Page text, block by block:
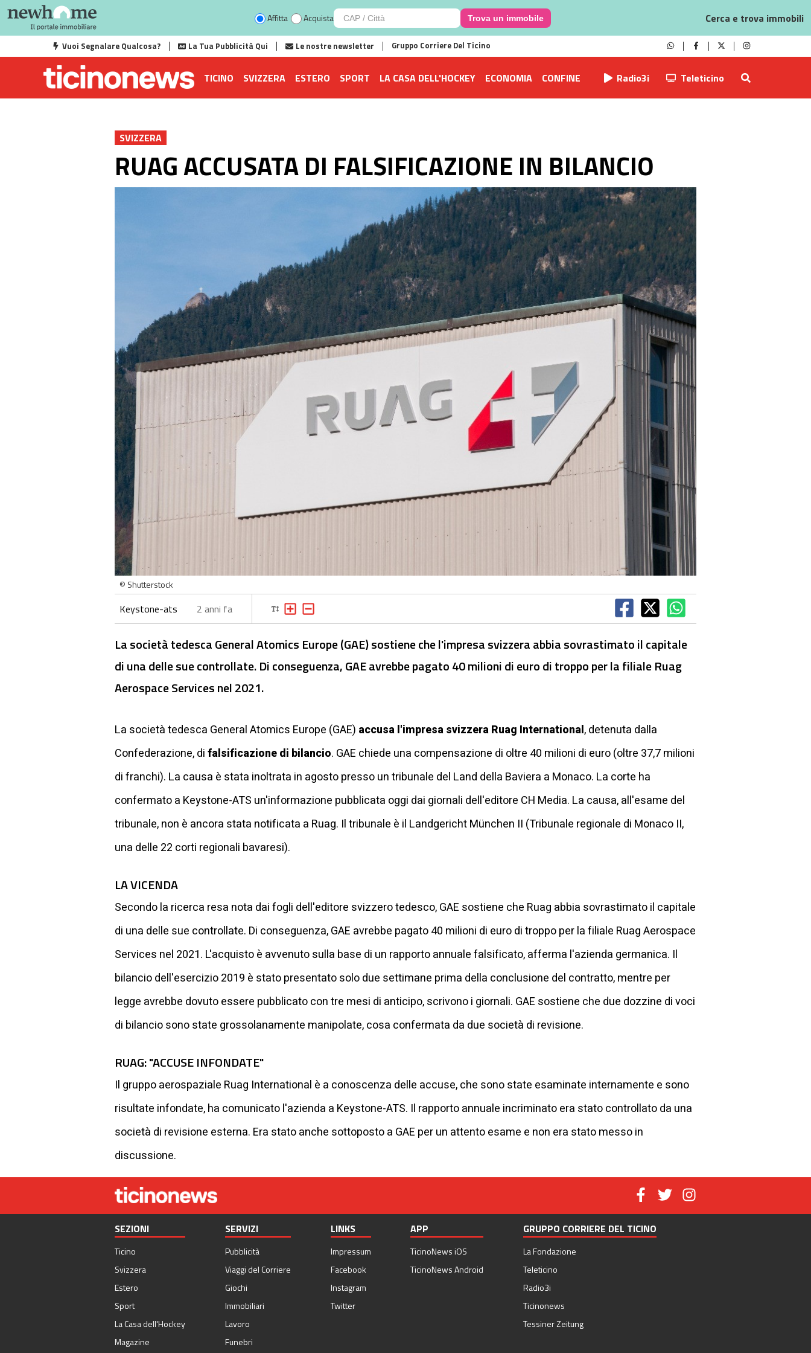
Affitta Acquista Trova un immobile Cerca e trova immobili
Vuoi Segnalare Qualcosa? La Tua Pubblicità Qui Le nostre newsletter Gruppo Corriere Del Ticino
TICINO SVIZZERA ESTERO SPORT LA CASA DELL'HOCKEY ECONOMIA CONFINE Radio3i Teleticino
SVIZZERA
RUAG ACCUSATA DI FALSIFICAZIONE IN BILANCIO
© Shutterstock
Keystone-ats 2 anni fa
La società tedesca General Atomics Europe (GAE) sostiene che l'impresa svizzera abbia sovrastimato il capitale
di una delle sue controllate. Di conseguenza, GAE avrebbe pagato 40 milioni di euro di troppo per la filiale Ruag
Aerospace Services nel 2021.
La società tedesca General Atomics Europe (GAE) accusa l'impresa svizzera Ruag International, detenuta dalla
Confederazione, difalsificazione di bilancio. GAE chiede una compensazione di oltre 40 milioni di euro (oltre 37,7 milioni
di franchi). La causa è stata inoltrata in agosto presso un tribunale del Land della Baviera a Monaco. La corte ha
confermato a Keystone-ATS un'informazione pubblicata oggi dai giornali dell'editore CH Media. La causa, all'esame del
tribunale, non è ancora stata notificata a Ruag. Il tribunale è il Landgericht München II (Tribunale regionale di Monaco II,
una delle 22 corti regionali bavaresi).
LA VICENDA
Secondo la ricerca resa nota dai fogli dell'editore svizzero tedesco, GAE sostiene che Ruag abbia sovrastimato il capitale
di una delle sue controllate. Di conseguenza, GAE avrebbe pagato 40 milioni di euro di troppo per la filiale Ruag Aerospace
Services nel 2021. L'acquisto è avvenuto sulla base di un rapporto annuale falsificato, afferma l'azienda germanica. Il
bilancio dell'esercizio 2019 è stato presentato solo due settimane prima della conclusione del contratto, mentre per
legge avrebbe dovuto essere pubblicato con tre mesi di anticipo, scrivono i giornali. GAE sostiene che due dozzine di voci
di bilancio sono state grossolanamente manipolate, cosa confermata da due società di revisione.
RUAG: "ACCUSE INFONDATE"
Il gruppo aerospaziale Ruag International è a conoscenza delle accuse, che sono state esaminate internamente e sono
risultate infondate, ha comunicato l'azienda a Keystone-ATS. Il rapporto annuale incriminato era stato controllato da una
società di revisione esterna. Era stato anche sottoposto a GAE per un attento esame e non era stato messo in
discussione.
SEZIONI
Ticino
Svizzera
Estero
Sport
La Casa dell'Hockey
Magazine
SERVIZI
Pubblicità
Viaggi del Corriere
Giochi
Immobiliari
Lavoro
Funebri
LINKS
Impressum
Facebook
Instagram
Twitter
APP
TicinoNews iOS
TicinoNews Android
GRUPPO CORRIERE DEL TICINO
La Fondazione
Teleticino
Radio3i
Ticinonews
Tessiner Zeitung